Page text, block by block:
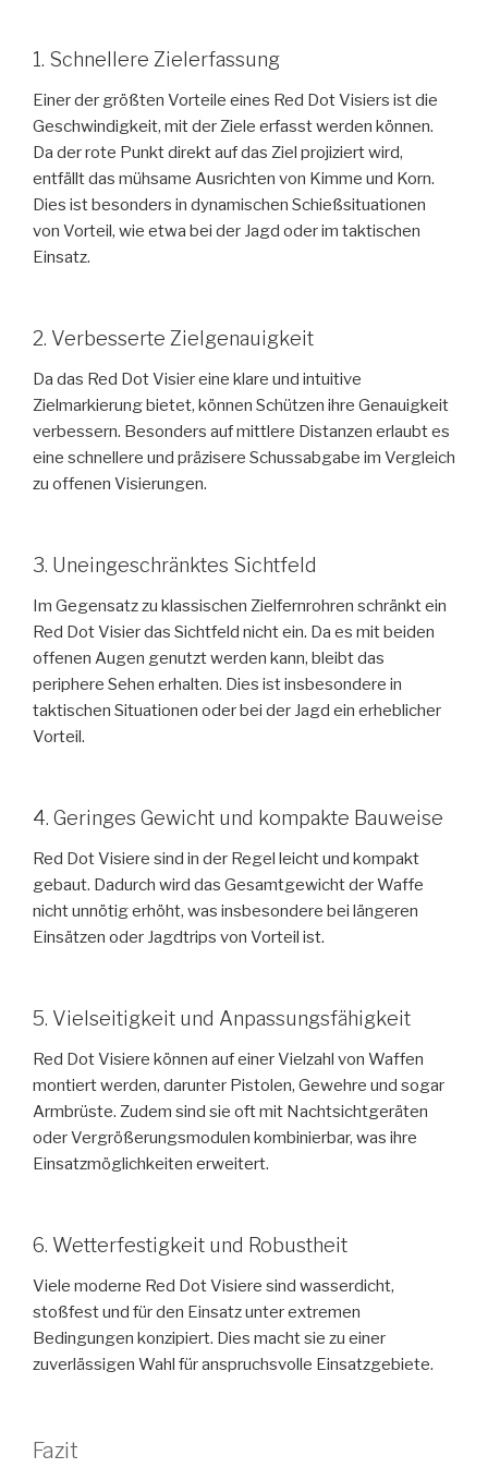
1. Schnellere Zielerfassung
Einer der größten Vorteile eines Red Dot Visiers ist die
Geschwindigkeit, mit der Ziele erfasst werden können.
Da der rote Punkt direkt auf das Ziel projiziert wird,
entfällt das mühsame Ausrichten von Kimme und Korn.
Dies ist besonders in dynamischen Schießsituationen
von Vorteil, wie etwa bei der Jagd oder im taktischen
Einsatz.
2. Verbesserte Zielgenauigkeit
Da das Red Dot Visier eine klare und intuitive
Zielmarkierung bietet, können Schützen ihre Genauigkeit
verbessern. Besonders auf mittlere Distanzen erlaubt es
eine schnellere und präzisere Schussabgabe im Vergleich
zu offenen Visierungen.
3. Uneingeschränktes Sichtfeld
Im Gegensatz zu klassischen Zielfernrohren schränkt ein
Red Dot Visier das Sichtfeld nicht ein. Da es mit beiden
offenen Augen genutzt werden kann, bleibt das
periphere Sehen erhalten. Dies ist insbesondere in
taktischen Situationen oder bei der Jagd ein erheblicher
Vorteil.
4. Geringes Gewicht und kompakte Bauweise
Red Dot Visiere sind in der Regel leicht und kompakt
gebaut. Dadurch wird das Gesamtgewicht der Waffe
nicht unnötig erhöht, was insbesondere bei längeren
Einsätzen oder Jagdtrips von Vorteil ist.
5. Vielseitigkeit und Anpassungsfähigkeit
Red Dot Visiere können auf einer Vielzahl von Waffen
montiert werden, darunter Pistolen, Gewehre und sogar
Armbrüste. Zudem sind sie oft mit Nachtsichtgeräten
oder Vergrößerungsmodulen kombinierbar, was ihre
Einsatzmöglichkeiten erweitert.
6. Wetterfestigkeit und Robustheit
Viele moderne Red Dot Visiere sind wasserdicht,
stoßfest und für den Einsatz unter extremen
Bedingungen konzipiert. Dies macht sie zu einer
zuverlässigen Wahl für anspruchsvolle Einsatzgebiete.
Fazit